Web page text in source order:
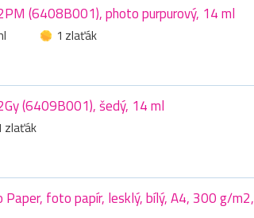
(6408B001), photo purpurový, 14 ml
1 zlaťák
(6409B001), šedý, 14 ml
zlaťák
Paper, foto papír, lesklý, bílý, A4, 300 g/m2,